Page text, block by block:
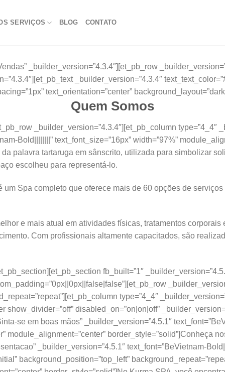
SERVIÇOS BLOG CONTATO
_builder_version=”4.3.4″][et_pb_row
_builder_version=”4.3.4″
text_orientation=”center”
Quem Somos
_builder_version=”4.3.4″][et_pb_column type=”4_4″
Bold||||||||” text_font_size=”16px” width=”97%”
palavra tartaruga em sânscrito, utilizada para simbolizar
escolheu para representá-lo.
Spa completo que oferece mais de 60 opções de
e mais atual em atividades físicas, tratamentos
Com profissionais altamente capacitados, são
fb_built=”1″
type=”4_4″
show_divider=”off” disabled_on=”on|on|off”
se em boas mãos” _builder_version=”4.5.1″
module_alignment=”center” border_style=”solid”]Conheça
_builder_version=”4.5.1″ text_font=”BeVietnam-
background_position=”top_left”